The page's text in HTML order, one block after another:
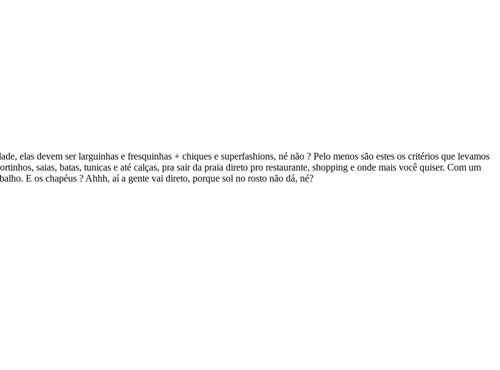
elas devem ser larguinhas e fresquinhas + chiques e superfashions, né não ? Pelo menos são estes os critérios que levamos
saias, batas, tunicas e até calças, pra sair da praia direto pro restaurante, shopping e onde mais você quiser. Com um
E os chapéus ? Ahhh, aí a gente vai direto, porque sol no rosto não dá, né?